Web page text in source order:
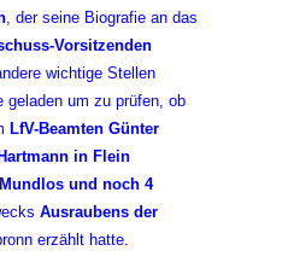
, der seine Biografie an das
Vorsitzenden
wichtige Stellen
um zu prüfen, ob
LfV-Beamten Günter
in Flein
und noch 4
Ausraubens der
erzählt hatte.